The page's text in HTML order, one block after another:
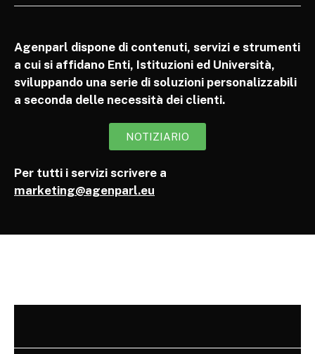
Agenparl dispone di contenuti, servizi e strumenti
a cui si affidano Enti, Istituzioni ed Università,
sviluppando una serie di soluzioni personalizzabili
a seconda delle necessità dei clienti.
NOTIZIARIO
Per tutti i servizi scrivere a
marketing@agenparl.eu